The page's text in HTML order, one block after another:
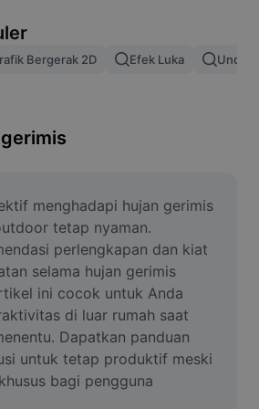
Bergerak 2D Efek Luka Unduh
menghadapi hujan gerimis
tetap nyaman.
perlengkapan dan kiat
selama hujan gerimis
ini cocok untuk Anda
di luar rumah saat
Dapatkan panduan
untuk tetap produktif meski
bagi pengguna